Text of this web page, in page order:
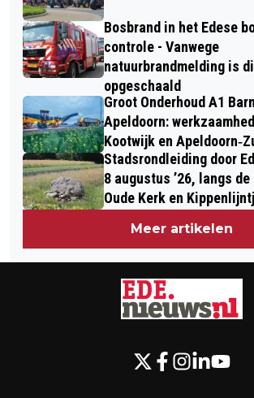
Bosbrand in het Edese
controle - Vanwege
natuurbrandmelding is
opgeschaald
Groot Onderhoud A1
Apeldoorn:
Kootwijk en
Stadsrondleiding door
8 augustus ’26, langs
Oude Kerk en
Meer artikelen